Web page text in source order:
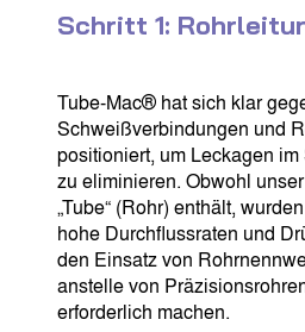
Schritt 1:
Tube-Mac® hat sich klar
Schweißverbindungen und
positioniert, um Leckagen
zu eliminieren. Obwohl
„Tube“ (Rohr) enthält,
hohe Durchflussraten und
den Einsatz von
anstelle von
erforderlich machen.